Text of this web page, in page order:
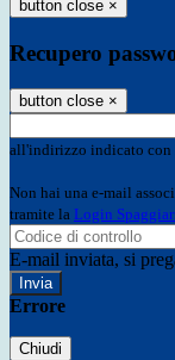
button close ×
Recupero
button close ×
all'indirizzo indicato con
Non hai una e-mail
tramite la Login
E-mail inviata, si
Errore
Chiudi